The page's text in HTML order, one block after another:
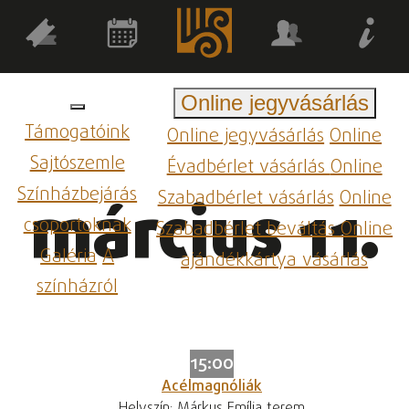
Támogatóink
Sajtószemle
Színházbejárás
csoportoknak
GalériaA
színházról
Online jegyvásárlás
Online jegyvásárlásOnline
Évadbérlet vásárlásOnline
Szabadbérlet vásárlásOnline
Szabadbérlet beváltásOnline
ajándékkártya vásárlás
március 11.
15:00
Acélmagnóliák